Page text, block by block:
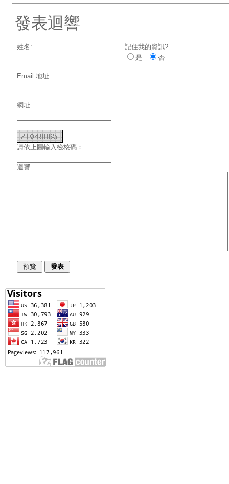
發表迴響
姓名:
Email 地址:
網址:
請依上圖輸入檢核碼：
記住我的資訊?
是
否
迴響: